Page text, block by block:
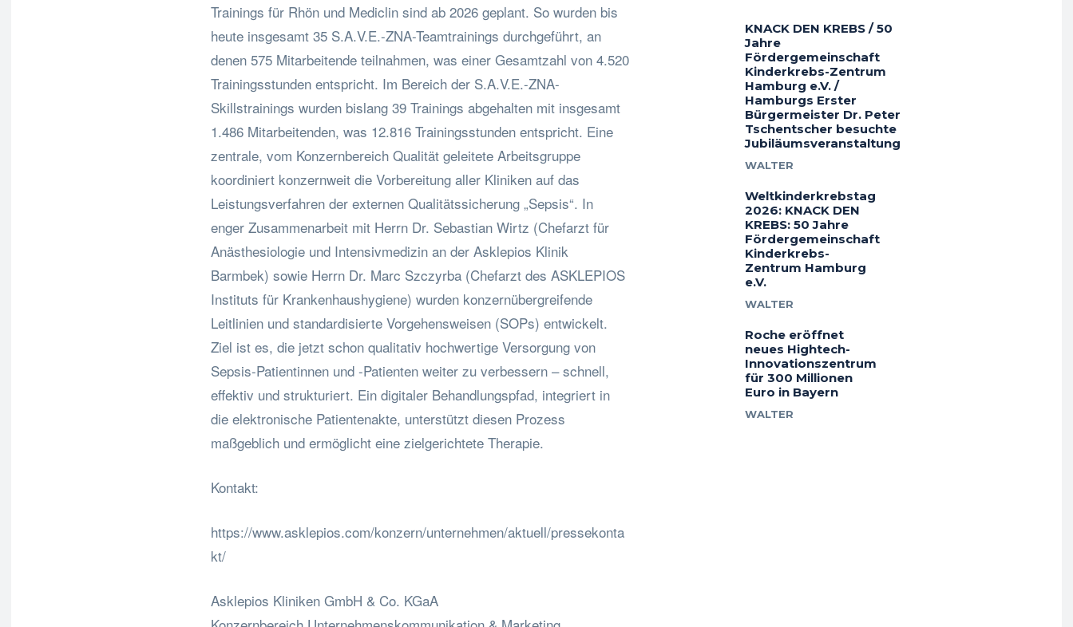
Trainings für Rhön und Mediclin sind ab 2026 geplant. So wurden bis
heute insgesamt 35 S.A.V.E.-ZNA-Teamtrainings durchgeführt, an
denen 575 Mitarbeitende teilnahmen, was einer Gesamtzahl von 4.520
Trainingsstunden entspricht. Im Bereich der S.A.V.E.-ZNA-
Skillstrainings wurden bislang 39 Trainings abgehalten mit insgesamt
1.486 Mitarbeitenden, was 12.816 Trainingsstunden entspricht. Eine
zentrale, vom Konzernbereich Qualität geleitete Arbeitsgruppe
koordiniert konzernweit die Vorbereitung aller Kliniken auf das
Leistungsverfahren der externen Qualitätssicherung „Sepsis“. In
enger Zusammenarbeit mit Herrn Dr. Sebastian Wirtz (Chefarzt für
Anästhesiologie und Intensivmedizin an der Asklepios Klinik
Barmbek) sowie Herrn Dr. Marc Szczyrba (Chefarzt des ASKLEPIOS
Instituts für Krankenhaushygiene) wurden konzernübergreifende
Leitlinien und standardisierte Vorgehensweisen (SOPs) entwickelt.
Ziel ist es, die jetzt schon qualitativ hochwertige Versorgung von
Sepsis-Patientinnen und -Patienten weiter zu verbessern – schnell,
effektiv und strukturiert. Ein digitaler Behandlungspfad, integriert in
die elektronische Patientenakte, unterstützt diesen Prozess
maßgeblich und ermöglicht eine zielgerichtete Therapie.
Kontakt:
https://www.asklepios.com/konzern/unternehmen/aktuell/pressekonta
kt/
Asklepios Kliniken GmbH & Co. KGaA
KNACK DEN KREBS / 50
Jahre
Fördergemeinschaft
Kinderkrebs-Zentrum
Hamburg e.V. /
Hamburgs Erster
Bürgermeister Dr. Peter
Tschentscher besuchte
Jubiläumsveranstaltung
WALTER
Weltkinderkrebstag
2026: KNACK DEN
KREBS: 50 Jahre
Fördergemeinschaft
Kinderkrebs-
Zentrum Hamburg
e.V.
WALTER
Roche eröffnet
neues Hightech-
Innovationszentrum
für 300 Millionen
Euro in Bayern
WALTER